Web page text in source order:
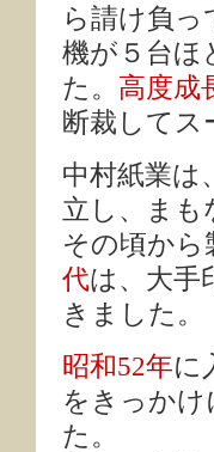
ら請け負
機が５台ほ
た。 高度成
断裁してス
中村紙業は、
立し、まも
その頃から
代は、大手
きました。
昭和52年に
をきっかけ
た。